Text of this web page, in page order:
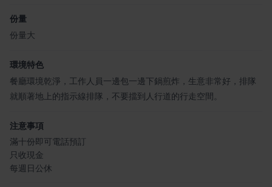
份量
份量大
環境特色
餐廳環境乾淨，工作人員一邊包一邊下鍋煎炸，生意非常好，排隊
就順著地上的指示線排隊，不要擋到人行道的行走空間。
注意事項
滿十份即可電話預訂
只收現金
每週日公休